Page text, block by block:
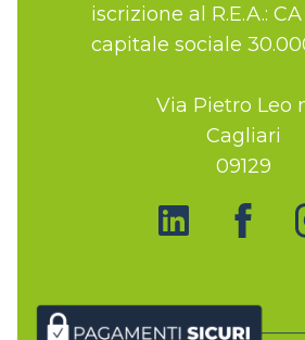
iscrizione al R.E.A.:
capitale sociale
Via Pietro Leo
Cagliari
09129